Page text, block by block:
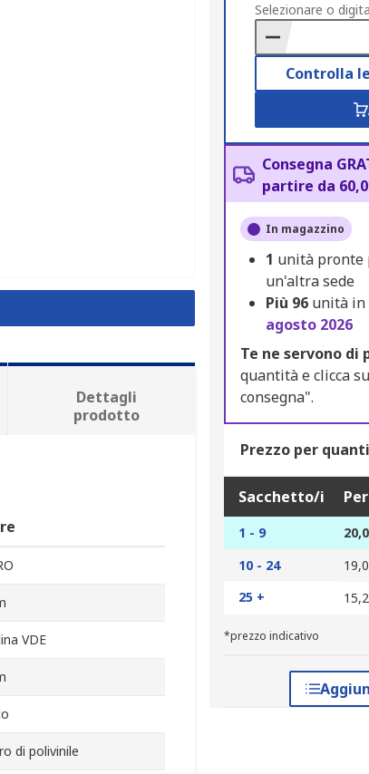
to
Basket
Selezionare o
Controlla
Consegna
partire da
In magazzino
1 unità pronte
un'altra sede
Più 96 unità in
agosto 2026
Te ne servono di
quantità e clicca
consegna".
Prezzo per
Sacchetto/i
1 - 9
10 - 24
25 +
*prezzo indicativo
Dettagli
prodotto
VDE
di polivinile